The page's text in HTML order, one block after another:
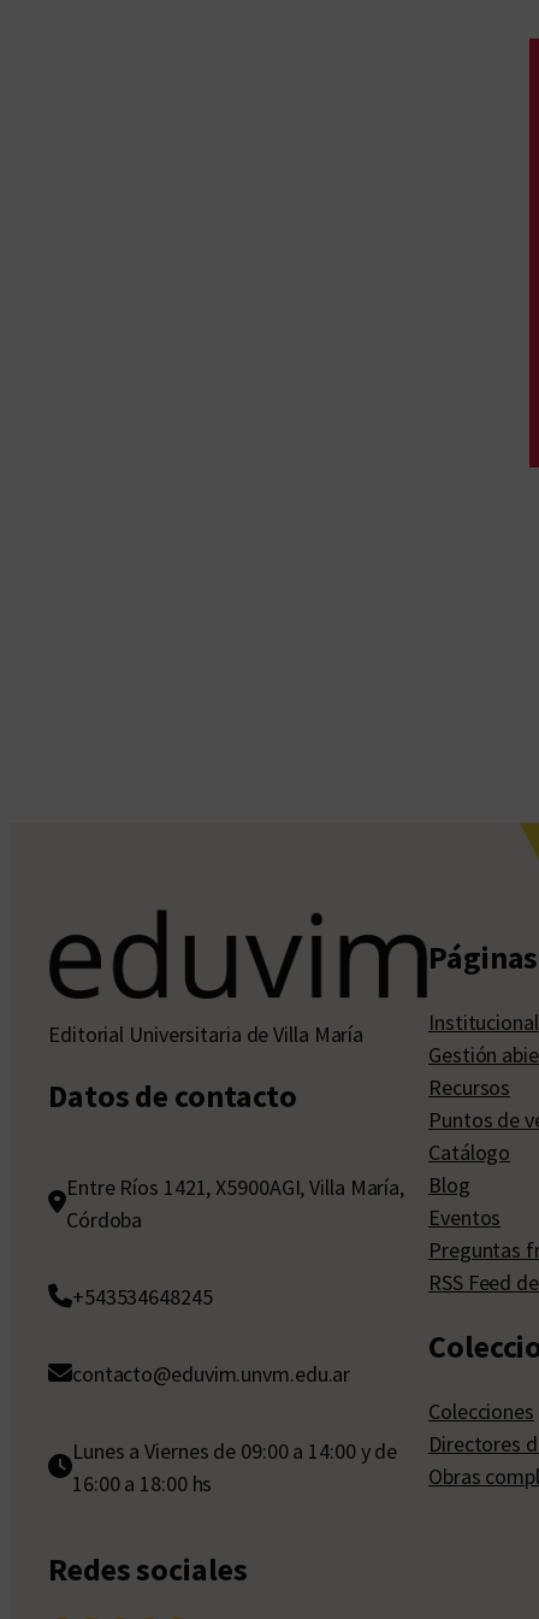
Editorial Universitaria de Villa María
Datos de contacto
Entre Ríos 1421, X5900AGI, Villa María,
Córdoba
+543534648245
contacto@eduvim.unvm.edu.ar
Lunes a Viernes de 09:00 a 14:00 y de
16:00 a 18:00 hs
Redes sociales
Institucional
Gestión
Recursos
Puntos de
Catálogo
Blog
Eventos
Preguntas
RSS Feed
Colecciones
Directores
Obras